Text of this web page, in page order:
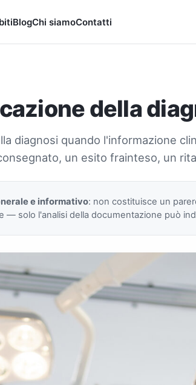
BlogChi siamoContatti
della
diagnosi quando l'informazione
un esito frainteso, un
e informativo: non costituisce un
— solo l'analisi della documentazione può